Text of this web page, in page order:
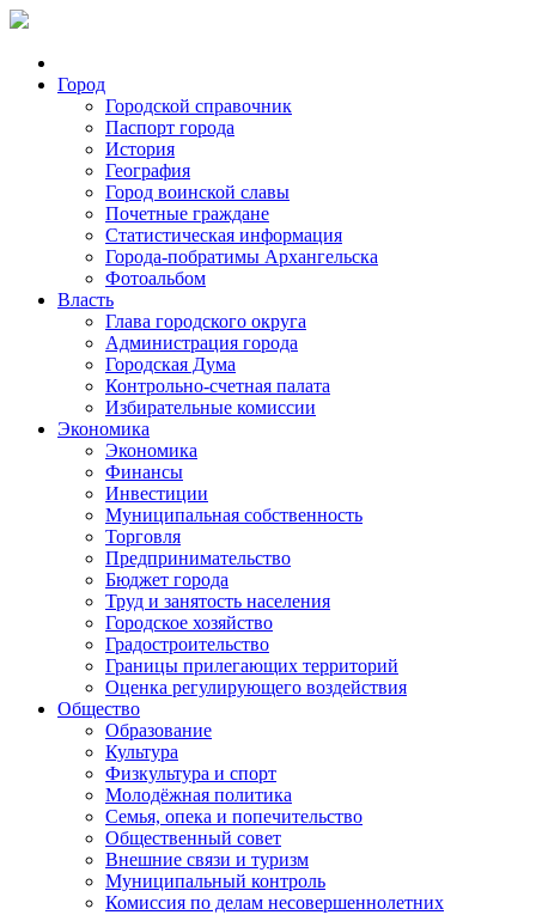
Город
Городской справочник
Паспорт города
История
География
Город воинской славы
Почетные граждане
Статистическая информация
Города-побратимы Архангельска
Фотоальбом
Власть
Глава городского округа
Администрация города
Городская Дума
Контрольно-счетная палата
Избирательные комиссии
Экономика
Экономика
Финансы
Инвестиции
Муниципальная собственность
Торговля
Предпринимательство
Бюджет города
Труд и занятость населения
Городское хозяйство
Градостроительство
Границы прилегающих территорий
Оценка регулирующего воздействия
Общество
Образование
Культура
Физкультура и спорт
Молодёжная политика
Семья, опека и попечительство
Общественный совет
Внешние связи и туризм
Муниципальный контроль
Комиссия по делам несовершеннолетних